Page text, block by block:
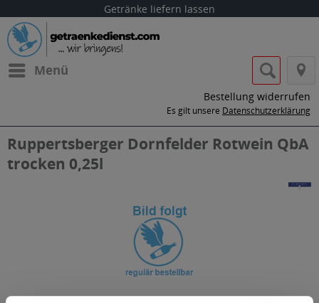
Getränke liefern lassen
Menü
Bestellung widerrufen
Es gilt unsere Datenschutzerklärung
Ruppertsberger Dornfelder Rotwein QbA
trocken 0,25l